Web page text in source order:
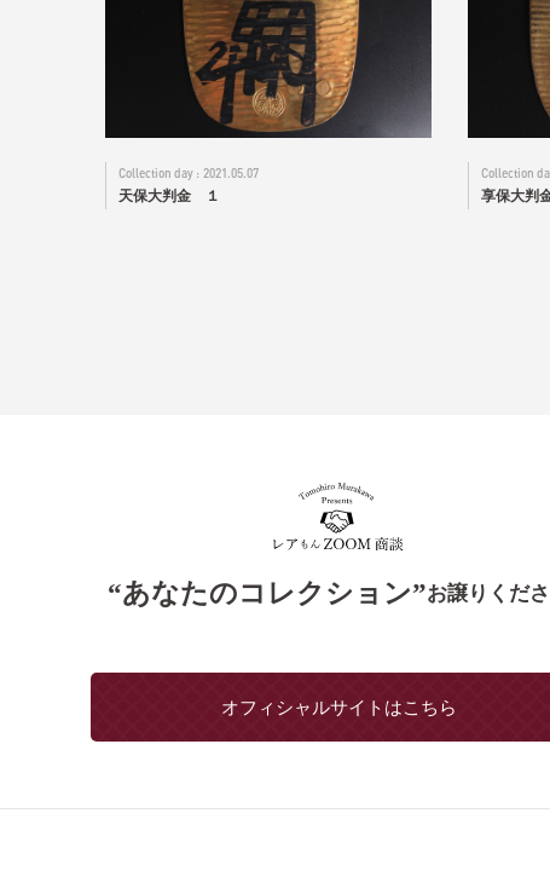
2021.05.07
天保大判金 １ 享保大判
“あなたのコレクション”お譲りくだ
オフィシャルサイトはこちら